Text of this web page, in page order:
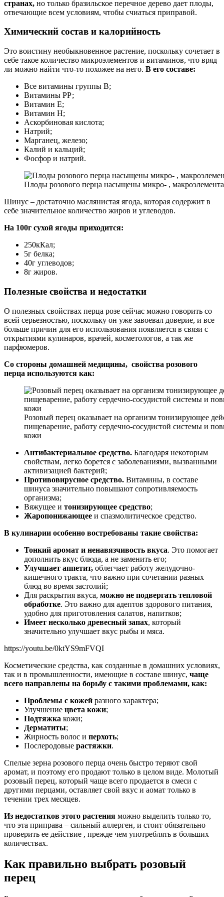
странах, но только бразильское перечное дерево дает плоды,
отвечающие всем условиям, чтобы счиаться приправой.
Химический состав и калорийность
Это воистину необыкновенное растение, поскольку сочетает в
себе такое количество микроэлементов и витаминов, что вряд
ли можно найти что-то похожее на него. В его составе:
Все витамины группы B;
Витамины РР;
Витамин Е;
Витамин H;
Аскорбиновая кислота;
Натрий;
Марганец, железо;
Калий и кальций;
Фосфор и натрий.
Плоды розового перца насыщены микро- ,
Шинус – достаточно маслянистая ягода, которая содержит в
себе значительное количество жиров и углеводов.
На 100г сухой ягоды приходится:
250кКал;
5г белка;
40г углеводов;
8г жиров.
Полезные свойства и недостатки
О полезных свойствах перца розе сейчас можно говорить со
всей серьезностью, поскольку он уже завоевал доверие, и все
больше причин для его использования появляется в связи с
открытиями кулинаров, врачей, косметологов, а так же
парфюмеров.
Со стороны домашней медицины, свойства розового
перца используются как:
Розовый перец оказывает на организм тонизирующее
пищеварение, работу сердечно-сосудистой системы и
кожи
Антибактериальное средство. Благодаря некоторым
свойствам, легко борется с заболеваниями, вызванными
активизацией бактерий;
Противовирусное средство. Витамины, в составе
шинуса значительно повышают сопротивляемость
организма;
Вяжущее и тонизирующее средство;
Жаропонижающее и спазмолитическое средство.
В кулинарии особенно востребованы такие свойства:
Тонкий аромат и ненавязчивость вкуса. Это помогает
дополнить вкус блюда, а не заменить его;
Улучшает аппетит, облегчает работу желудочно-
кишечного тракта, что важно при сочетании разных
блюд во время застолий;
Для раскрытия вкуса, можно не подвергать тепловой
обработке. Это важно для адептов здорового питания,
удобно для приготовления салатов, напитков;
Имеет несколько древесный запах, который
значительно улучшает вкус рыбы и мяса.
https://youtu.be/0ktYS9mFVQI
Косметические средства, как созданные в домашних условиях,
так и в промышленности, имеющие в составе шинус, чаще
всего направлены на борьбу с такими проблемами, как:
Проблемы с кожей разного характера;
Улучшение цвета кожи;
Подтяжка кожи;
Дерматиты;
Жирность волос и перхоть;
Послеродовые растяжки.
Спелые зерна розового перца очень быстро теряют свой
аромат, и поэтому его продают только в целом виде. Молотый
розовый перец, который чаще всего продается в смеси с
другими перцами, оставляет свой вкус и аомат только в
течении трех месяцев.
Из недостатков этого растения можно выделить только то,
что эта приправа – сильный аллерген, и стоит обязательно
проверить ее действие , прежде чем употреблять в больших
количествах.
Как правильно выбрать розовый
перец